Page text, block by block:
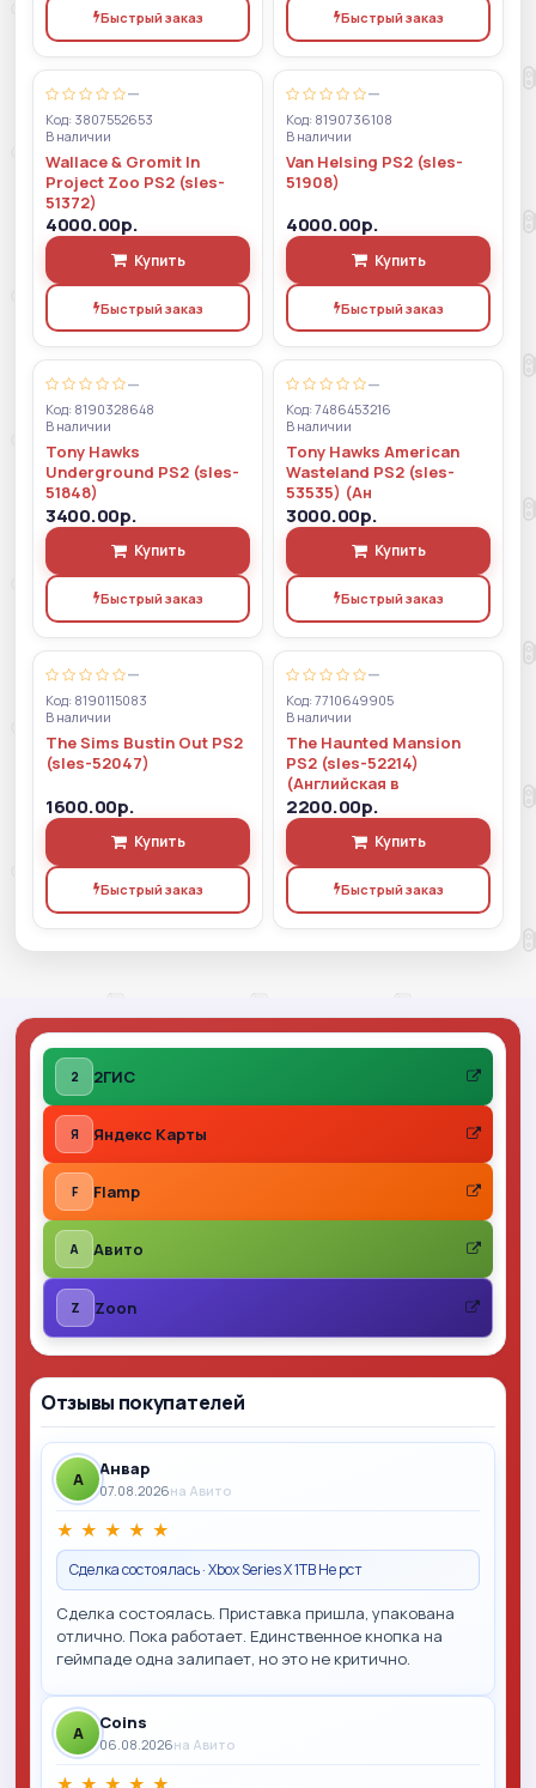
Быстрый заказ Быстрый заказ
—
Код: 3807552653
В наличии
Wallace & Gromit In
Project Zoo PS2 (sles-
51372)
4000.00р.
Купить
Быстрый заказ
—
Код: 8190736108
В наличии
Van Helsing PS2 (sles-
51908)
4000.00р.
Купить
Быстрый заказ
—
Код: 8190328648
В наличии
Tony Hawks
Underground PS2 (sles-
51848)
3400.00р.
Купить
Быстрый заказ
—
Код: 7486453216
В наличии
Tony Hawks American
Wasteland PS2 (sles-
53535) (Ан
3000.00р.
Купить
Быстрый заказ
—
Код: 8190115083
В наличии
The Sims Bustin Out PS2
(sles-52047)
1600.00р.
Купить
Быстрый заказ
—
Код: 7710649905
В наличии
The Haunted Mansion
PS2 (sles-52214)
(Английская в
2200.00р.
Купить
Быстрый заказ
Отзывы покупателей
A Анвар
07.08.2026на Авито
★ ★ ★ ★ ★
Сделка состоялась · Xbox Series X 1TB Не рст
Сделка состоялась. Приставка пришла, упакована
отлично. Пока работает. Единственное кнопка на
геймпаде одна залипает, но это не критично.
A Coins
06.08.2026на Авито
★ ★ ★ ★ ★
2 2ГИС
Я Яндекс Карты
F Flamp
A Авито
Z Zoon